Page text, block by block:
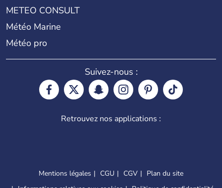
METEO CONSULT
Météo Marine
Météo pro
Suivez-nous :
Retrouvez nos applications :
Mentions légales CGU CGV
Plan du site